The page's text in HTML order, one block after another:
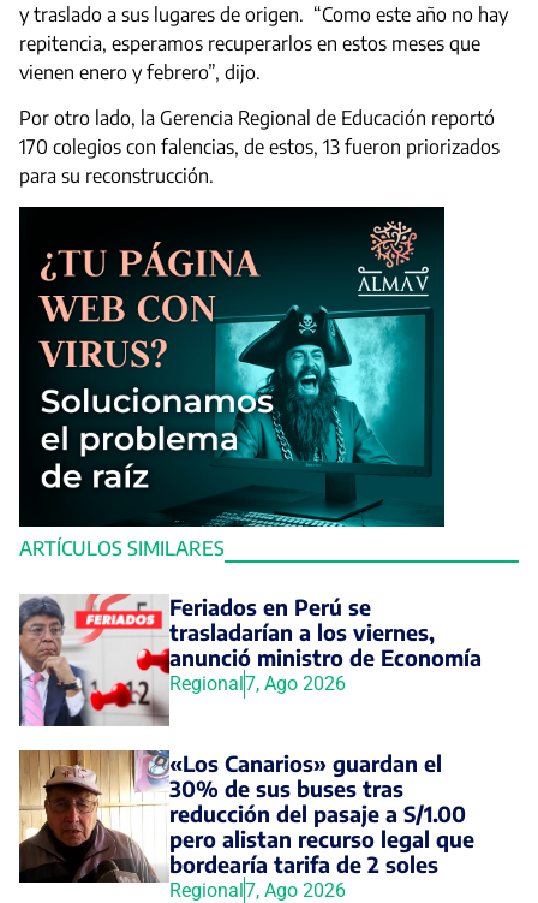
ARTÍCULOS SIMILARES
Feriados en Perú se
trasladarían a los viernes,
anunció ministro de Economía
Regional7, Ago 2026
«Los Canarios» guardan el
30% de sus buses tras
reducción del pasaje a S/1.00
pero alistan recurso legal que
bordearía tarifa de 2 soles
Regional7, Ago 2026
y traslado a sus lugares de origen. “Como este año no hay
repitencia, esperamos recuperarlos en estos meses que
vienen enero y febrero”, dijo.
Por otro lado, la Gerencia Regional de Educación reportó
170 colegios con falencias, de estos, 13 fueron priorizados
para su reconstrucción.